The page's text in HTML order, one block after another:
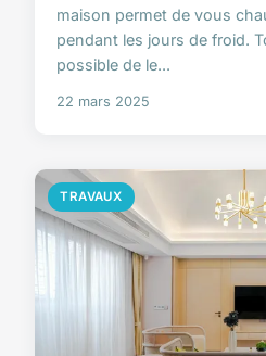
maison permet de vous
pendant les jours de froid.
possible de le...
22 mars 2025
TRAVAUX